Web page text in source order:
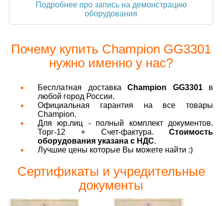
Подробнее про запись на демонстрацию
оборудования
Почему купить Champion GG3301
нужно именно у нас?
Бесплатная доставка Champion GG3301в
любой город России.
Официальная гарантия на все товары
Champion.
Для юр.лиц - полный комплект документов.
Торг-12 + Счет-фактура. Стоимость
оборудования указана с НДС.
Лучшие цены которые Вы можете найти :)
Сертификаты и учредительные
документы